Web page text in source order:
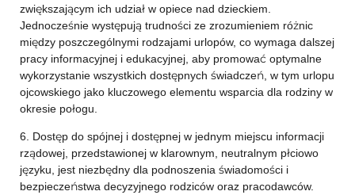
zwiększającym ich udział w opiece nad dzieckiem.
Jednocześnie występują trudności ze zrozumieniem różnic
między poszczególnymi rodzajami urlopów, co wymaga dalszej
pracy informacyjnej i edukacyjnej, aby promować optymalne
wykorzystanie wszystkich dostępnych świadczeń, w tym urlopu
ojcowskiego jako kluczowego elementu wsparcia dla rodziny w
okresie połogu.
6. Dostęp do spójnej i dostępnej w jednym miejscu informacji
rządowej, przedstawionej w klarownym, neutralnym płciowo
języku, jest niezbędny dla podnoszenia świadomości i
bezpieczeństwa decyzyjnego rodziców oraz pracodawców.